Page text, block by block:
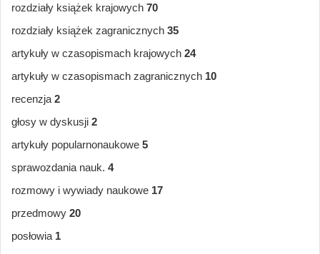
rozdziały książek krajowych 70
rozdziały książek zagranicznych 35
artykuły w czasopismach krajowych 24
artykuły w czasopismach zagranicznych 10
recenzja 2
głosy w dyskusji 2
artykuły popularnonaukowe 5
sprawozdania nauk. 4
rozmowy i wywiady naukowe 17
przedmowy 20
posłowia 1